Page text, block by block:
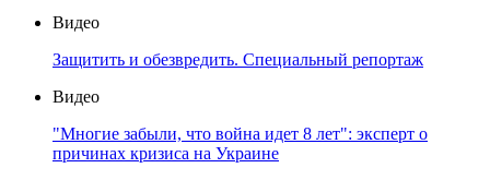
Видео
Защитить и обезвредить. Специальный репортаж
Видео
"Многие забыли, что война идет 8 лет": эксперт о
причинах кризиса на Украине